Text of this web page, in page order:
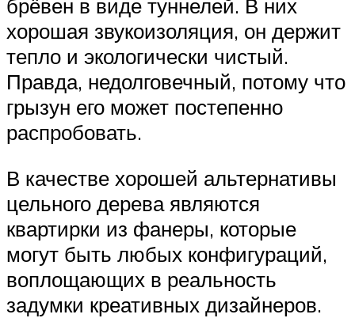
брёвен в виде туннелей. В них
хорошая звукоизоляция, он держит
тепло и экологически чистый.
Правда, недолговечный, потому что
грызун его может постепенно
распробовать.
В качестве хорошей альтернативы
цельного дерева являются
квартирки из фанеры, которые
могут быть любых конфигураций,
воплощающих в реальность
задумки креативных дизайнеров.